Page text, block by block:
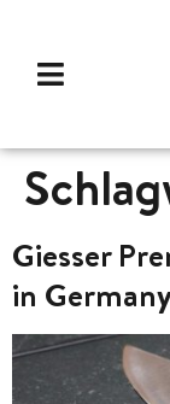
Giesser
in